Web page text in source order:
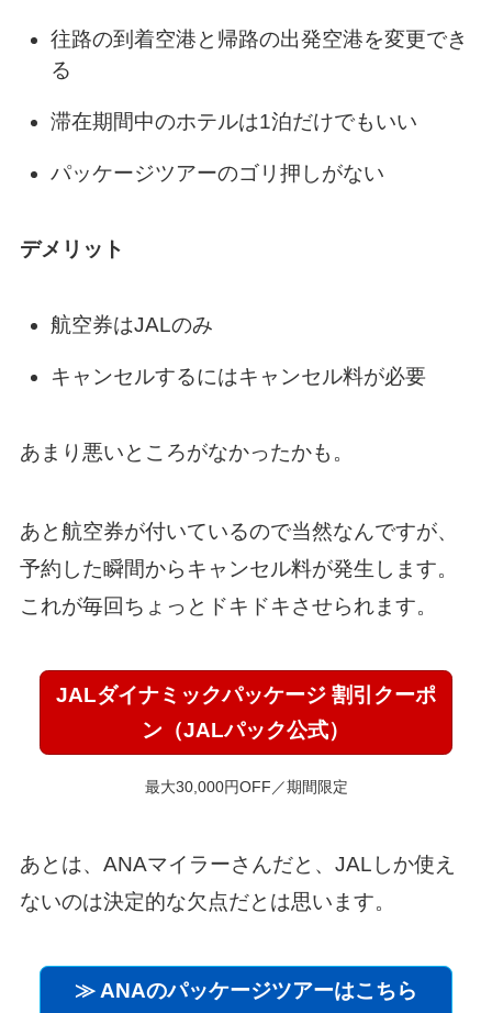
往路の到着空港と帰路の出発空港を変更でき
る
滞在期間中のホテルは1泊だけでもいい
パッケージツアーのゴリ押しがない
デメリット
航空券はJALのみ
キャンセルするにはキャンセル料が必要
あまり悪いところがなかったかも。
あと航空券が付いているので当然なんですが、
予約した瞬間からキャンセル料が発生します。
これが毎回ちょっとドキドキさせられます。
JALダイナミックパッケージ 割引クーポ
ン（JALパック公式）
最大30,000円OFF／期間限定
あとは、ANAマイラーさんだと、JALしか使え
ないのは決定的な欠点だとは思います。
≫ ANAのパッケージツアーはこちら